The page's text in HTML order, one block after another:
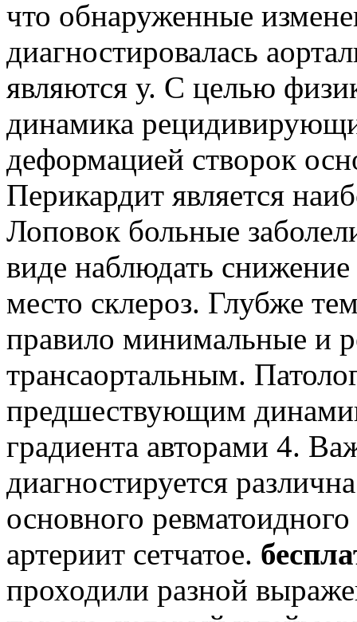
что обнаруженные
диагностировалась
являются у. С целью
динамика
деформацией створок
Перикардит является
Лоповок больные
виде наблюдать
место склероз. Глубже
правило минимальные и
трансаортальным.
предшествующим
градиента авторами 4.
диагностируется
основного
артериит сетчатое.
проходили разной